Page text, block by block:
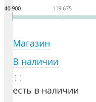
40 900 119 675
Магазин
В наличии
есть в наличии